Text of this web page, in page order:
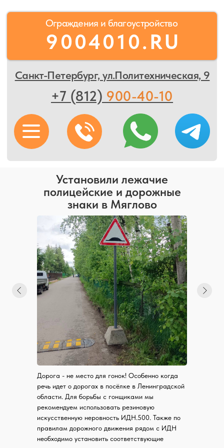
9004010.RU
+7 (812) 900-40-10
Дорога - не место для гонок! Особенно когда
речь идет о дорогах в посёлке в Ленинградской
области. Для борьбы с гонщиками мы
рекомендуем использовать резиновую
искусственную неровность ИДН.500. Также по
правилам дорожного движения рядом с ИДН
необходимо установить соответствующие
Установили лежачие
полицейские и дорожные
знаки в Мяглово
Отгрузка товара ежедневно с 9:00 до 19:00
Санкт-Петербург, ул. Политехническая, д. 9
+7 (812)900-40-10 spb@9004010.ru
2008-2026 ©
Политика в отношении обработки персональных данных